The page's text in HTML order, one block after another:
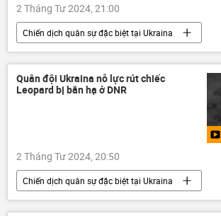
2 Tháng Tư 2024, 21:00
Chiến dịch quân sự đặc biệt tại Ukraina
Cuộc khủng hoảng ở Ukraina
Ukraina
phương Tây
Thế giới
Donbass
ma túy
Quân đội Ukraina nỗ lực rút chiếc
Leopard bị bắn hạ ở DNR
2 Tháng Tư 2024, 20:50
Chiến dịch quân sự đặc biệt tại Ukraina
Ukraina
Nga LNR
DNR